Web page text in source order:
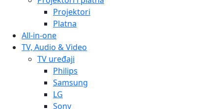
Projektori
Platna
All-in-one
TV, Audio & Video
TV uređaji
Philips
Samsung
LG
Sony